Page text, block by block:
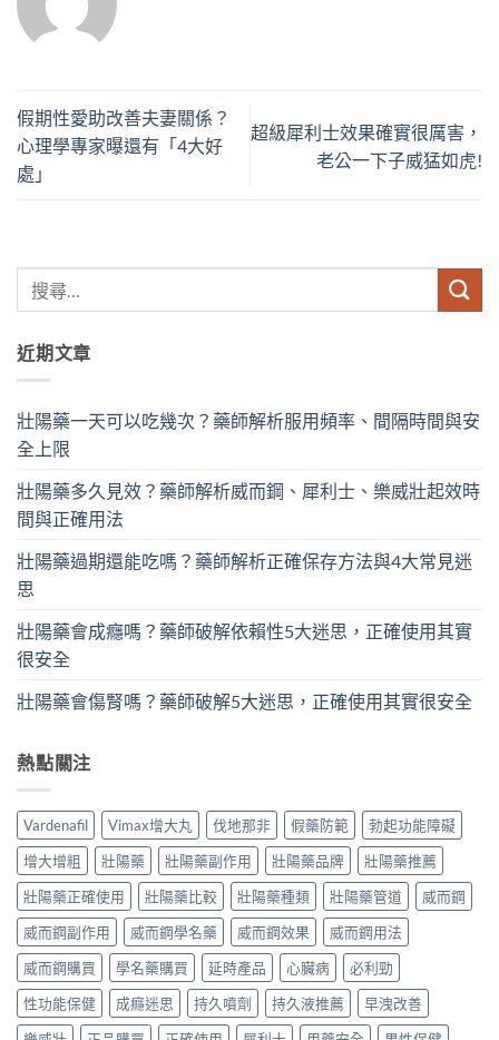
假期性愛助改善夫妻關係？
心理學專家曝還有「4大好
處」
超級犀利士效果確實很厲害，
老公一下子威猛如虎!
近期文章
壯陽藥一天可以吃幾次？藥師解析服用頻率、間隔時間與安
全上限
壯陽藥多久見效？藥師解析威而鋼、犀利士、樂威壯起效時
間與正確用法
壯陽藥過期還能吃嗎？藥師解析正確保存方法與4大常見迷
思
壯陽藥會成癮嗎？藥師破解依賴性5大迷思，正確使用其實
很安全
壯陽藥會傷腎嗎？藥師破解5大迷思，正確使用其實很安全
熱點關注
Vardenafil Vimax增大丸 伐地那非 假藥防範
勃起功能障礙
增大增粗
壯陽藥 壯陽藥副作用 壯陽藥品牌
壯陽藥推薦
壯陽藥正確使用
壯陽藥比較 壯陽藥種類 壯陽藥管道
威而鋼
威而鋼副作用
威而鋼學名藥 威而鋼效果
威而鋼用法
威而鋼購買
學名藥購買 延時產品 心臟病
必利勁
性功能保健
成癮迷思 持久噴劑 持久液推薦
早洩改善